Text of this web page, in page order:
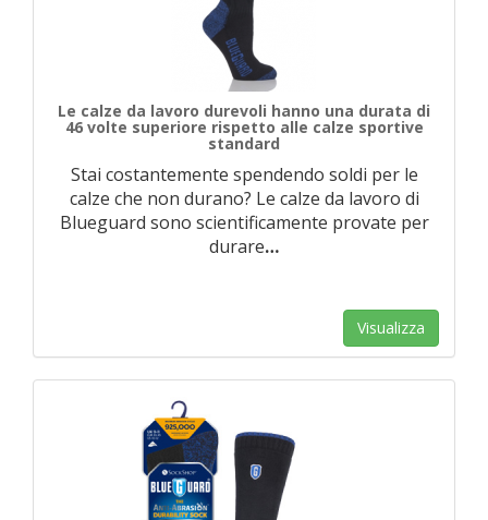
Le calze da lavoro durevoli hanno una durata di
46 volte superiore rispetto alle calze sportive
standard
Stai costantemente spendendo soldi per le
calze che non durano? Le calze da lavoro di
Blueguard sono scientificamente provate per
durare…
Visualizza